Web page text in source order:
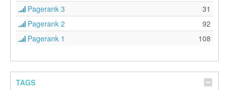
Pagerank 3
31
Pagerank 2
92
Pagerank 1
108
TAGS